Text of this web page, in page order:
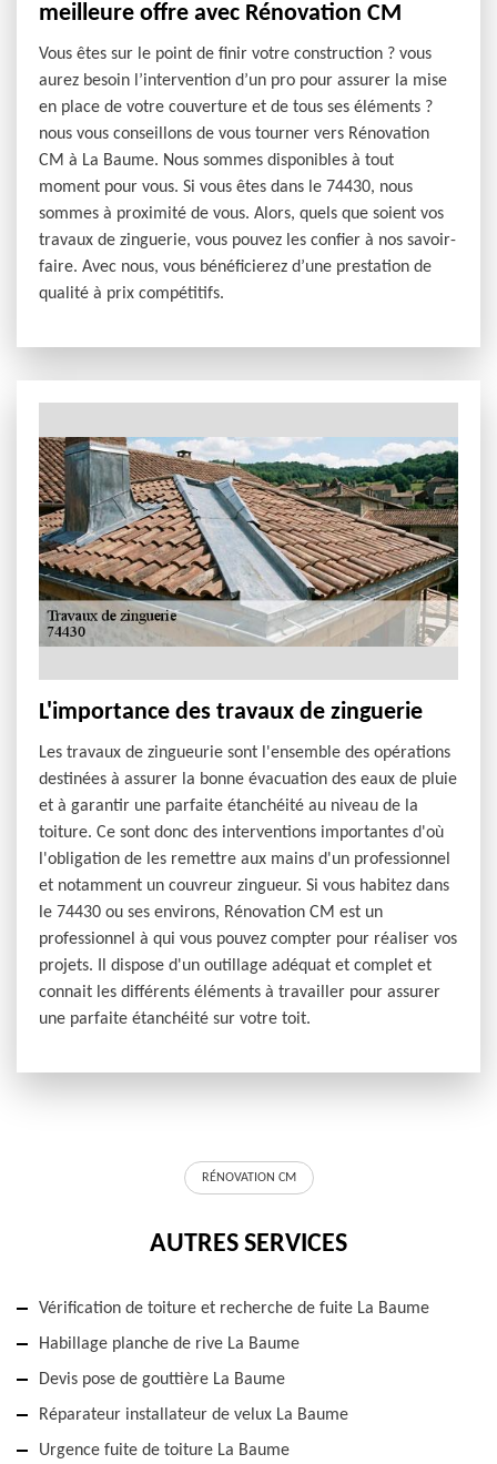
meilleure offre avec Rénovation CM
Vous êtes sur le point de finir votre construction ? vous
aurez besoin l’intervention d’un pro pour assurer la mise
en place de votre couverture et de tous ses éléments ?
nous vous conseillons de vous tourner vers Rénovation
CM à La Baume. Nous sommes disponibles à tout
moment pour vous. Si vous êtes dans le 74430, nous
sommes à proximité de vous. Alors, quels que soient vos
travaux de zinguerie, vous pouvez les confier à nos savoir-
faire. Avec nous, vous bénéficierez d’une prestation de
qualité à prix compétitifs.
L'importance des travaux de zinguerie
Les travaux de zingueurie sont l'ensemble des opérations
destinées à assurer la bonne évacuation des eaux de pluie
et à garantir une parfaite étanchéité au niveau de la
toiture. Ce sont donc des interventions importantes d'où
l'obligation de les remettre aux mains d'un professionnel
et notamment un couvreur zingueur. Si vous habitez dans
le 74430 ou ses environs, Rénovation CM est un
professionnel à qui vous pouvez compter pour réaliser vos
projets. Il dispose d'un outillage adéquat et complet et
connait les différents éléments à travailler pour assurer
une parfaite étanchéité sur votre toit.
RÉNOVATION CM
AUTRES SERVICES
Vérification de toiture et recherche de fuite La Baume
Habillage planche de rive La Baume
Devis pose de gouttière La Baume
Réparateur installateur de velux La Baume
Urgence fuite de toiture La Baume